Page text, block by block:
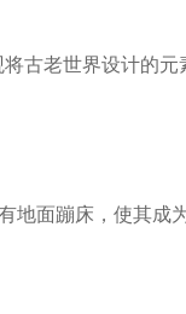
古老世界设计的元
地面蹦床，使其成